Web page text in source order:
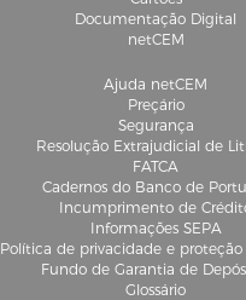
Documentação Digital
netCEM
Ajuda netCEM
Preçário
Segurança
Resolução Extrajudicial de
FATCA
Cadernos do Banco de
Incumprimento de
Informações SEPA
Política de privacidade e proteção
Fundo de Garantia de
Glossário